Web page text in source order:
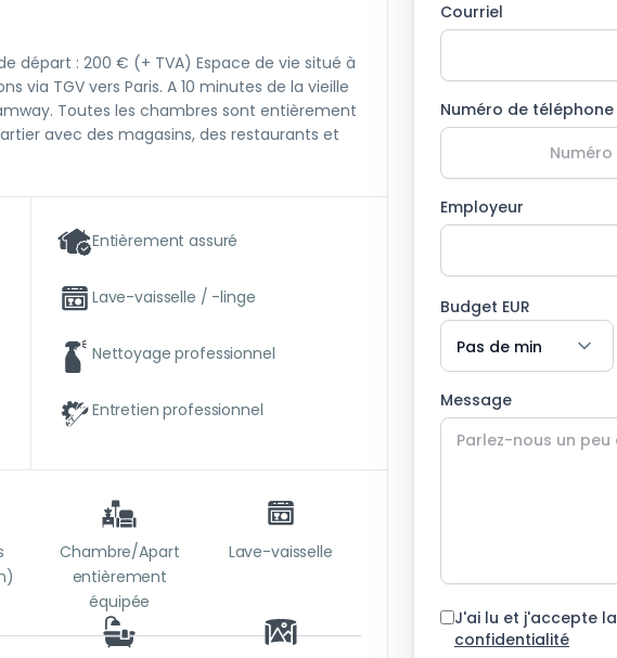
de départ : 200 € (+ TVA) Espace de vie situé à
via TGV vers Paris. A 10 minutes de la vieille
Toutes les chambres sont entièrement
avec des magasins, des restaurants et
Entièrement assuré
Lave-vaisselle / -linge
Nettoyage professionnel
Entretien professionnel
Chambre/Apart
entièrement
équipée
Lave-vaisselle
Courriel
Numéro de téléphone
Employeur
Budget EUR
Message
J'ai lu et j'accepte la
confidentialité